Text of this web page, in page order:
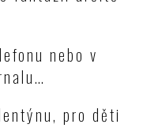
nebo v
pro děti